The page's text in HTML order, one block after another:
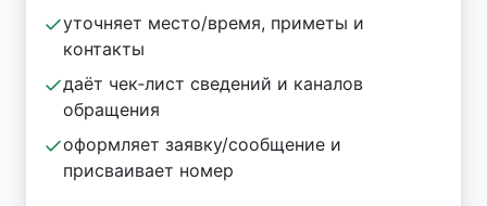
уточняет место/время, приметы и
контакты
даёт чек‑лист сведений и каналов
обращения
оформляет заявку/сообщение и
присваивает номер